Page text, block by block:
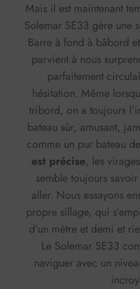
Mais il est maintenant
Solemar SE33 gère une
Barre à fond à bâbord
parvient à nous
parfaitement
hésitation. Même
tribord, on a toujours
bateau sûr, amusant,
comme un pur bateau
est précise, les
semble toujours
aller. Nous essayons
propre sillage, qui
d’un mètre et demi et
Le Solemar SE33
naviguer avec un